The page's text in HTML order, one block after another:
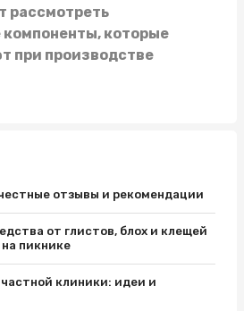
рассмотреть
которые
при производстве
отзывы и рекомендации
от глистов, блох и клещей
на пикнике
клиники: идеи и